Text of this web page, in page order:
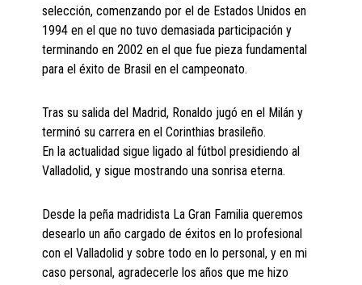
selección, comenzando por el de Estados Unidos en
1994 en el que no tuvo demasiada participación y
terminando en 2002 en el que fue pieza fundamental
para el éxito de Brasil en el campeonato.
Tras su salida del Madrid, Ronaldo jugó en el Milán y
terminó su carrera en el Corinthias brasileño.
En la actualidad sigue ligado al fútbol presidiendo al
Valladolid, y sigue mostrando una sonrisa eterna.
Desde la peña madridista La Gran Familia queremos
desearlo un año cargado de éxitos en lo profesional
con el Valladolid y sobre todo en lo personal, y en mi
caso personal, agradecerle los años que me hizo